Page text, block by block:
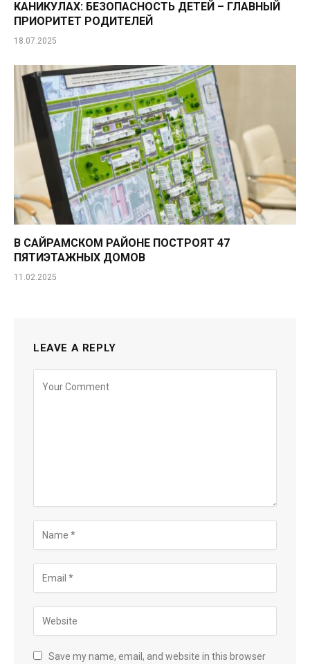
КАНИКУЛАХ: БЕЗОПАСНОСТЬ ДЕТЕЙ – ГЛАВНЫЙ
ПРИОРИТЕТ РОДИТЕЛЕЙ
18.07.2025
В САЙРАМСКОМ РАЙОНЕ ПОСТРОЯТ 47
ПЯТИЭТАЖНЫХ ДОМОВ
11.02.2025
LEAVE A REPLY
Save my name, email, and website in this browser